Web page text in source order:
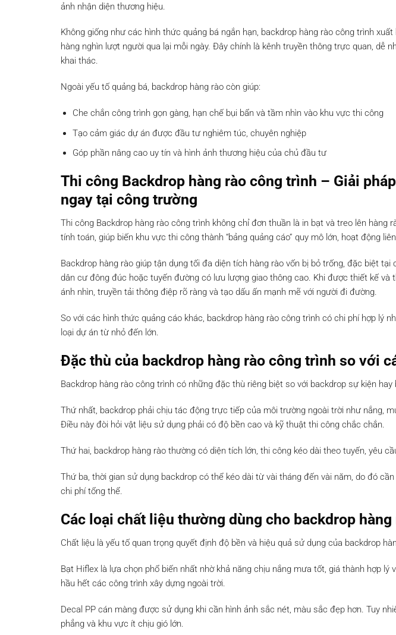
ảnh nhận diện thương hiệu.
Không giống như các hình thức quảng bá ngắn hạn, backdrop hàng rào công trình
hàng nghìn lượt người qua lại mỗi ngày. Đây chính là kênh truyền thông trực quan, dễ
khai thác.
Ngoài yếu tố quảng bá, backdrop hàng rào còn giúp:
Che chắn công trình gọn gàng, hạn chế bụi bẩn và tầm nhìn vào khu vực thi công
Tạo cảm giác dự án được đầu tư nghiêm túc, chuyên nghiệp
Góp phần nâng cao uy tín và hình ảnh thương hiệu của chủ đầu tư
Thi công Backdrop hàng rào công trình – Giải
ngay tại công trường
Thi công Backdrop hàng rào công trình không chỉ đơn thuần là in bạt và treo lên hàng
tính toán, giúp biến khu vực thi công thành “bảng quảng cáo” quy mô lớn, hoạt động
Backdrop hàng rào giúp tận dụng tối đa diện tích hàng rào vốn bị bỏ trống, đặc biệt
dân cư đông đúc hoặc tuyến đường có lưu lượng giao thông cao. Khi được thiết kế và
ánh nhìn, truyền tải thông điệp rõ ràng và tạo dấu ấn mạnh mẽ với người đi đường.
So với các hình thức quảng cáo khác, backdrop hàng rào công trình có chi phí hợp lý
loại dự án từ nhỏ đến lớn.
Đặc thù của backdrop hàng rào công trình so với
Backdrop hàng rào công trình có những đặc thù riêng biệt so với backdrop sự kiện hay
Thứ nhất, backdrop phải chịu tác động trực tiếp của môi trường ngoài trời như nắng,
Điều này đòi hỏi vật liệu sử dụng phải có độ bền cao và kỹ thuật thi công chắc chắn.
Thứ hai, backdrop hàng rào thường có diện tích lớn, thi công kéo dài theo tuyến, yêu
Thứ ba, thời gian sử dụng backdrop có thể kéo dài từ vài tháng đến vài năm, do đó
chi phí tổng thể.
Các loại chất liệu thường dùng cho backdrop
Chất liệu là yếu tố quan trọng quyết định độ bền và hiệu quả sử dụng của backdrop
Bạt Hiflex là lựa chọn phổ biến nhất nhờ khả năng chịu nắng mưa tốt, giá thành hợp lý
hầu hết các công trình xây dựng ngoài trời.
Decal PP cán màng được sử dụng khi cần hình ảnh sắc nét, màu sắc đẹp hơn. Tuy
phẳng và khu vực ít chịu gió lớn.